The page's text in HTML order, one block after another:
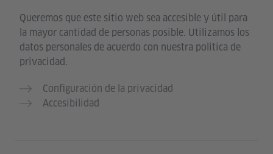
Queremos que este sitio web sea accesible y útil para
la mayor cantidad de personas posible. Utilizamos los
datos personales de acuerdo con nuestra política de
privacidad.
Configuración de la privacidad
Accesibilidad